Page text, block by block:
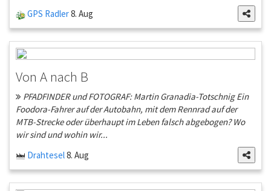
GPS Radler8. Aug
Von A nach B
PFADFINDER und FOTOGRAF: Martin Granadia-Totschnig Ein
Foodora-Fahrer auf der Autobahn, mit dem Rennrad auf der
MTB-Strecke oder überhaupt im Leben falsch abgebogen? Wo
wir sind und wohin wir...
Drahtesel8. Aug